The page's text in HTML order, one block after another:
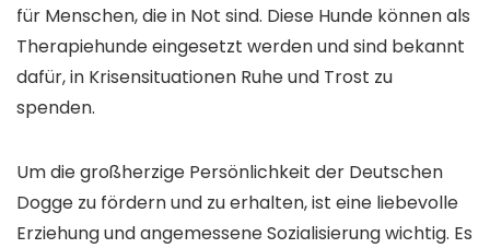
für Menschen, die in Not sind. Diese Hunde können als
Therapiehunde eingesetzt werden und sind bekannt
dafür, in Krisensituationen Ruhe und Trost zu
spenden.
Um die großherzige Persönlichkeit der Deutschen
Dogge zu fördern und zu erhalten, ist eine liebevolle
Erziehung und angemessene Sozialisierung wichtig. Es